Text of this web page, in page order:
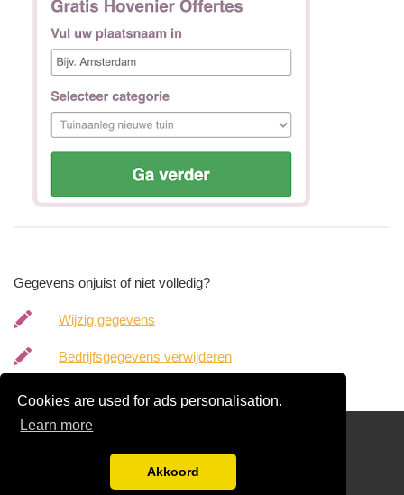
Cookies are used for ads personalisation.
Learn more
Akkoord
Gegevens onjuist of niet volledig?
Wijzig gegevens
Bedrijfsgegevens verwijderen
hoveniergegevens.nl